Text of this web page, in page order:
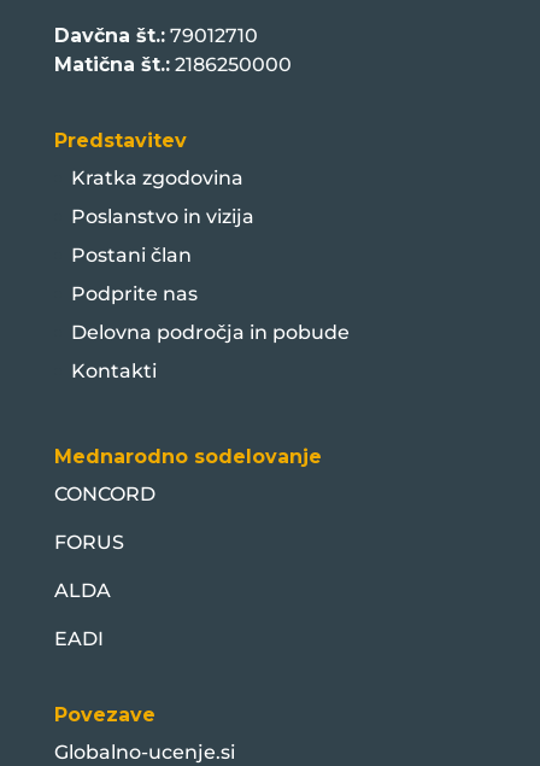
Davčna št.:79012710
Matična št.:2186250000
Predstavitev
Kratka zgodovina
Poslanstvo in vizija
Postani član
Podprite nas
Delovna področja in pobude
Kontakti
Mednarodno sodelovanje
CONCORD
FORUS
ALDA
EADI
Povezave
Globalno-ucenje.si